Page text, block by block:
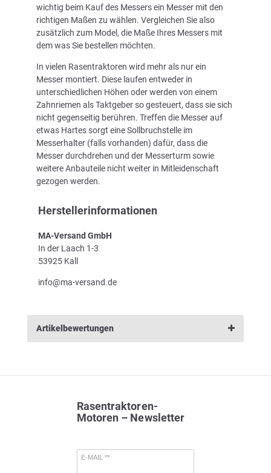
wichtig beim Kauf des Messers ein Messer mit den
richtigen Maßen zu wählen. Vergleichen Sie also
zusätzlich zum Model, die Maße Ihres Messers mit
dem was Sie bestellen möchten.
In vielen Rasentraktoren wird mehr als nur ein
Messer montiert. Diese laufen entweder in
unterschiedlichen Höhen oder werden von einem
Zahnriemen als Taktgeber so gesteuert, dass sie sich
nicht gegenseitig berühren. Treffen die Messer auf
etwas Hartes sorgt eine Sollbruchstelle im
Messerhalter (falls vorhanden) dafür, dass die
Messer durchdrehen und der Messerturm sowie
weitere Anbauteile nicht weiter in Mitleidenschaft
gezogen werden.
Herstellerinformationen
MA-Versand GmbH
In der Laach 1-3
53925 Kall
info@ma-versand.de
Artikelbewertungen
Rasentraktoren-
Motoren – Newsletter
E-MAIL **